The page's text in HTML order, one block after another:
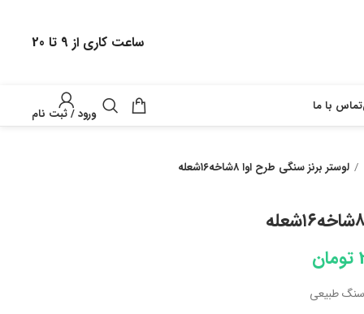
ساعت کاری از 9 تا 20
تماس با ما ورود / ثبت نام
لوستر برنز سنگی طرح اوا ۸شاخه۱۶شعله
تومان